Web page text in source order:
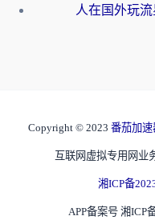
Copyright © 2023 番茄加速
互联网虚拟专用网业
湘ICP备
APP备案号 湘ICP